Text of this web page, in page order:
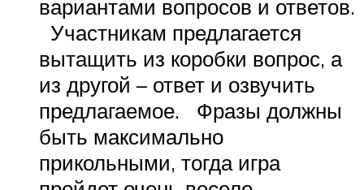
вариантами вопросов и ответов.
Участникам предлагается
вытащить из коробки вопрос, а
из другой – ответ и озвучить
предлагаемое. Фразы должны
быть максимально
прикольными, тогда игра